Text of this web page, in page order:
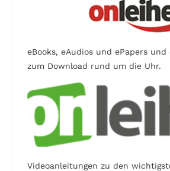
eBooks, eAudios und ePapers und
zum Download rund um die Uhr.
Videoanleitungen zu den